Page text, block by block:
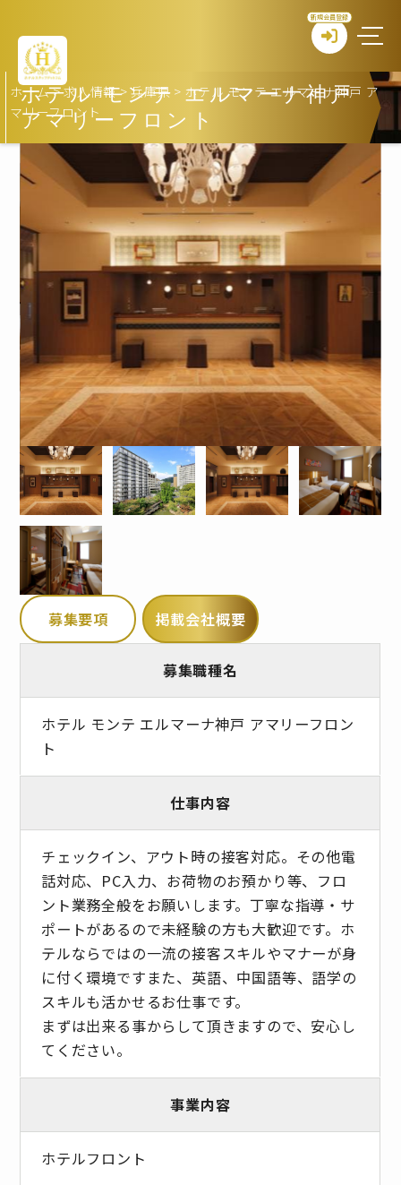
新規会員登録
ホテル モンテ エルマーナ神戸
アマリーフロント
ホーム>求人情報>兵庫県> ホテル モンテ エルマーナ神戸 ア
マリーフロント
募集要項 掲載会社概要
募集職種名
ホテル モンテ エルマーナ神戸 アマリーフロン
ト
仕事内容
チェックイン、アウト時の接客対応。その他電
話対応、PC入力、お荷物のお預かり等、フロ
ント業務全般をお願いします。丁寧な指導・サ
ポートがあるので未経験の方も大歓迎です。ホ
テルならではの一流の接客スキルやマナーが身
に付く環境ですまた、英語、中国語等、語学の
スキルも活かせるお仕事です。
まずは出来る事からして頂きますので、安心し
てください。
事業内容
ホテルフロント